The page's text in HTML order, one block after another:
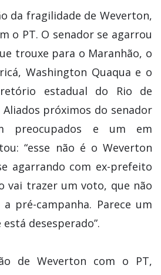
da fragilidade de Weverton,
o PT. O senador se agarrou
trouxe para o Maranhão, o
Washington Quaqua e o
estadual do Rio de
Aliados próximos do senador
preocupados e um em
“esse não é o Weverton
agarrando com ex-prefeito
vai trazer um voto, que não
pré-campanha. Parece um
desesperado”.
de Weverton com o PT,